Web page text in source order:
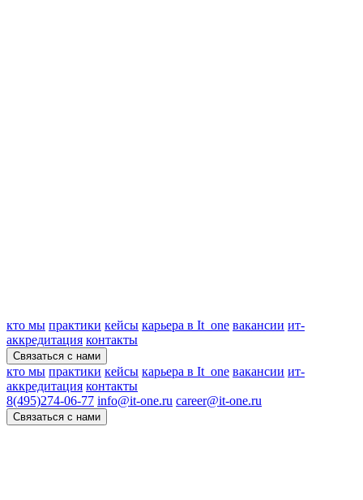
кто мы практики кейсы карьера в It_one вакансии ит-
аккредитация контакты
Связаться с нами
кто мы практики кейсы карьера в It_one вакансии ит-
аккредитация контакты
8(495)274-06-77 info@it-one.ru career@it-one.ru
Связаться с нами